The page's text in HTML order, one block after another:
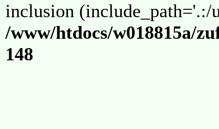
inclusion (include_path='.:/
/www/htdocs/w018815a/
148